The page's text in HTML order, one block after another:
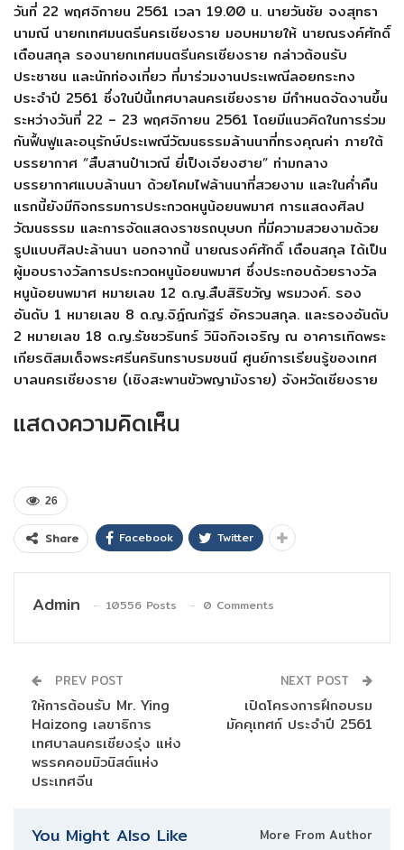
วันที่ 22 พฤศจิกายน 2561 เวลา 19.00 น. นายวันชัย จงสุทธา
นามณี นายกเทศมนตรีนครเชียงราย มอบหมายให้ นายณรงค์ศักดิ์
เตือนสกุล รองนายกเทศมนตรีนครเชียงราย กล่าวต้อนรับ
ประชาชน และนักท่องเที่ยว ที่มาร่วมงานประเพณีลอยกระทง
ประจำปี 2561 ซึ่งในปีนี้เทศบาลนครเชียงราย มีกำหนดจัดงานขึ้น
ระหว่างวันที่ 22 – 23 พฤศจิกายน 2561 โดยมีแนวคิดในการร่วม
กันฟื้นฟูและอนุรักษ์ประเพณีวัฒนธรรมล้านนาที่ทรงคุณค่า ภายใต้
บรรยากาศ “สืบสานป๋าเวณี ยี่เป็งเจียงฮาย” ท่ามกลาง
บรรยากาศแบบล้านนา ด้วยโคมไฟล้านนาที่สวยงาม และในค่ำคืน
แรกนี้ยังมีกิจกรรมการประกวดหนูน้อยนพมาศ การแสดงศิลป
วัฒนธรรม และการจัดแสดงราชรถบุษบก ที่มีความสวยงามด้วย
รูปแบบศิลปะล้านนา นอกจากนี้ นายณรงค์ศักดิ์ เตือนสกุล ได้เป็น
ผู้มอบรางวัลการประกวดหนูน้อยนพมาศ ซึ่งประกอบด้วยรางวัล
หนูน้อยนพมาศ หมายเลข 12 ด.ญ.สืบสิริขวัญ พรมวงค์. รอง
อันดับ 1 หมายเลข 8 ด.ญ.จิฎ์ณภัฐร์ อัครวนสกุล. และรองอันดับ
2 หมายเลข 18 ด.ญ.รัชชวรินทร์ วินิจกิจเจริญ ณ อาคารเทิดพระ
เกียรติสมเด็จพระศรีนครินทราบรมชนนี ศูนย์การเรียนรู้ของเทศ
บาลนครเชียงราย (เชิงสะพานขัวพญามังราย) จังหวัดเชียงราย
แสดงความคิดเห็น
26
Share Facebook Twitter
Admin 10556 Posts 0 Comments
PREV POST
ให้การต้อนรับ Mr. Ying
Haizong เลขาธิการ
เทศบาลนครเชียงรุ่ง แห่ง
พรรคคอมมิวนิสต์แห่ง
ประเทศจีน
NEXT POST
เปิดโครงการฝึกอบรม
มัคคุเทศก์ ประจำปี 2561
You Might Also Like More From Author